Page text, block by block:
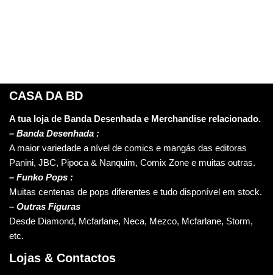
CASA DA BD
A tua loja de Banda Desenhada e Merchandise relacionado.
– Banda Desenhada :
A maior variedade a nível de comics e mangás das editoras
Panini, JBC, Pipoca & Nanquim, Comix Zone e muitas outras.
– Funko Pops :
Muitas centenas de pops diferentes e tudo disponível em stock.
– Outras Figuras
Desde Diamond, Mcfarlane, Neca, Mezco, Mcfarlane, Storm,
etc.
Lojas & Contactos